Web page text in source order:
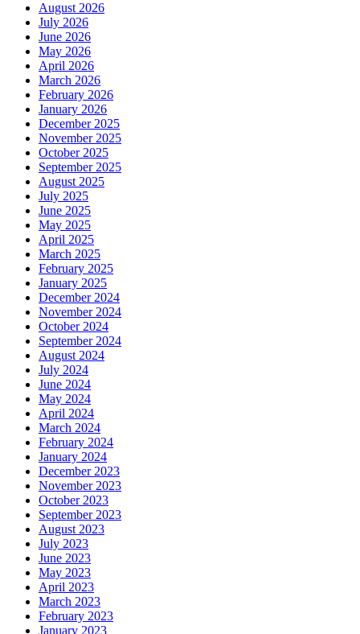
August 2026
July 2026
June 2026
May 2026
April 2026
March 2026
February 2026
January 2026
December 2025
November 2025
October 2025
September 2025
August 2025
July 2025
June 2025
May 2025
April 2025
March 2025
February 2025
January 2025
December 2024
November 2024
October 2024
September 2024
August 2024
July 2024
June 2024
May 2024
April 2024
March 2024
February 2024
January 2024
December 2023
November 2023
October 2023
September 2023
August 2023
July 2023
June 2023
May 2023
April 2023
March 2023
February 2023
January 2023